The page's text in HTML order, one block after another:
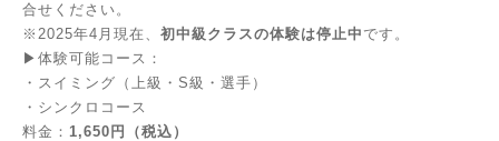
合せください。
※2025年4月現在、 初中級クラスの体験は停止中 です。
▶︎体験可能コース：
・スイミング（上級・S級・選手）
・シンクロコース
料金： 1,650円（税込）